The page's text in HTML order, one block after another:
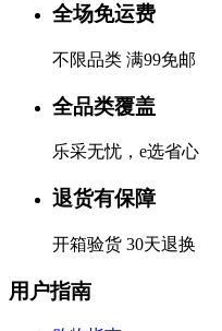
全场免运费
不限品类 满99免邮
全品类覆盖
乐采无忧，e选省心
退货有保障
开箱验货 30天退换
用户指南